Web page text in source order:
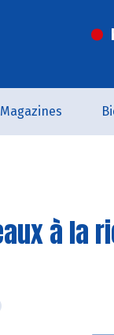
Magazines
à la